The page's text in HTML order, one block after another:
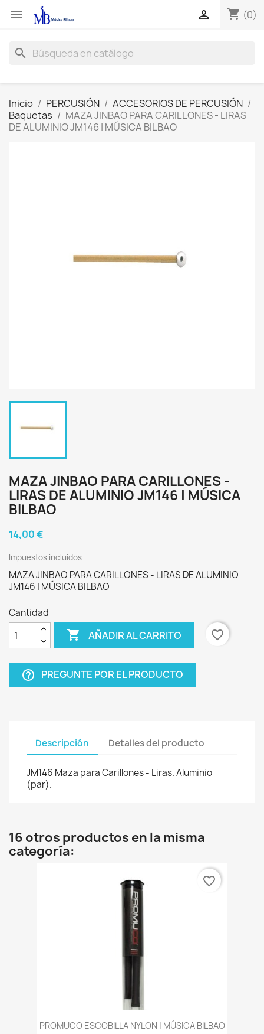
 shopping_cart (0)

search
Inicio PERCUSIÓN
ACCESORIOS DE PERCUSIÓN
Baquetas
MAZA JINBAO PARA CARILLONES - LIRAS
DE ALUMINIO JM146 | MÚSICA BILBAO
MAZA JINBAO PARA CARILLONES -
LIRAS DE ALUMINIO JM146 | MÚSICA
BILBAO
14,00 €
Impuestos incluidos
MAZA JINBAO PARA CARILLONES - LIRAS DE ALUMINIO
JM146 | MÚSICA BILBAO
Cantidad
 AÑADIR AL CARRITO favorite_border
help_outline PREGUNTE POR EL PRODUCTO
Descripción Detalles del producto
JM146 Maza para Carillones - Liras. Aluminio
(par).
16 otros productos en la misma
categoría:
PROMUCO ESCOBILLA NYLON | MÚSICA BILBAO
favorite_border